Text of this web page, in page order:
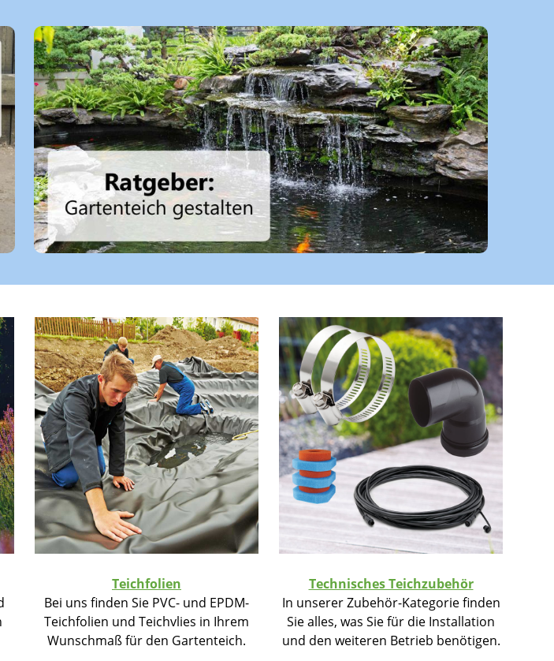
Teichfolien
Bei uns finden Sie PVC- und EPDM-
Teichfolien und Teichvlies in Ihrem
Wunschmaß für den Gartenteich.
Technisches Teichzubehör
In unserer Zubehör-Kategorie finden
Sie alles, was Sie für die Installation
und den weiteren Betrieb benötigen.